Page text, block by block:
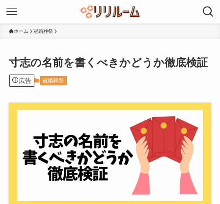
ホーム 冠婚葬祭
寸志の名前を書くべきかどうか徹底検証
広告 冠婚葬祭